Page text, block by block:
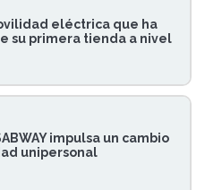
eléctrica que ha
su primera tienda a nivel
impulsa un cambio
unipersonal